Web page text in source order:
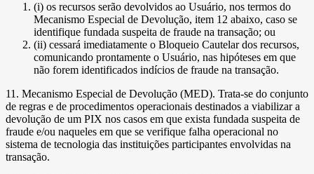
(i) os recursos serão devolvidos ao Usuário, nos termos do
Mecanismo Especial de Devolução, item 12 abaixo, caso se
identifique fundada suspeita de fraude na transação; ou
(ii) cessará imediatamente o Bloqueio Cautelar dos recursos,
comunicando prontamente o Usuário, nas hipóteses em que
não forem identificados indícios de fraude na transação.
11. Mecanismo Especial de Devolução (MED). Trata-se do conjunto
de regras e de procedimentos operacionais destinados a viabilizar a
devolução de um PIX nos casos em que exista fundada suspeita de
fraude e/ou naqueles em que se verifique falha operacional no
sistema de tecnologia das instituições participantes envolvidas na
transação.